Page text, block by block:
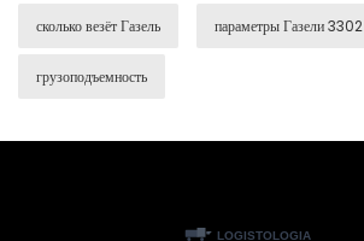
сколько везёт Газель параметры Газели 3302
грузоподъемность